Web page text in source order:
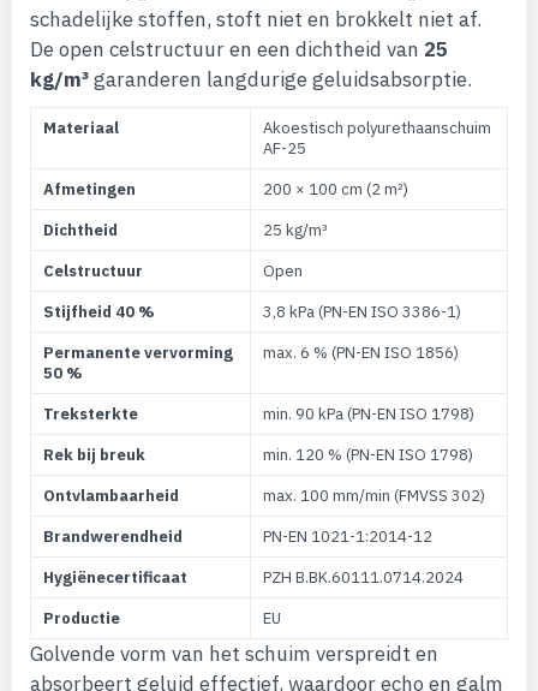
schadelijke stoffen, stoft niet en brokkelt niet af.
De open celstructuur en een dichtheid van 25
kg/m³garanderen langdurige geluidsabsorptie.
Materiaal
Akoestisch polyurethaanschuim
AF-25
Afmetingen
200 × 100 cm (2 m²)
Dichtheid
25 kg/m³
Celstructuur
Open
Stijfheid 40 %
3,8 kPa (PN-EN ISO 3386-1)
Permanente vervorming
50 %
max. 6 % (PN-EN ISO 1856)
Treksterkte
min. 90 kPa (PN-EN ISO 1798)
Rek bij breuk
min. 120 % (PN-EN ISO 1798)
Ontvlambaarheid
max. 100 mm/min (FMVSS 302)
Brandwerendheid
PN-EN 1021-1:2014-12
Hygiënecertificaat
PZH B.BK.60111.0714.2024
Productie
EU
Golvende vorm van het schuim verspreidt en
absorbeert geluid effectief, waardoor echo en galm